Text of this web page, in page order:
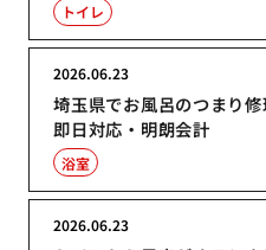
トイレ
埼玉県でお風呂のつまり
即日対応・明朗会計
2026.06.23
浴室
2026.06.23